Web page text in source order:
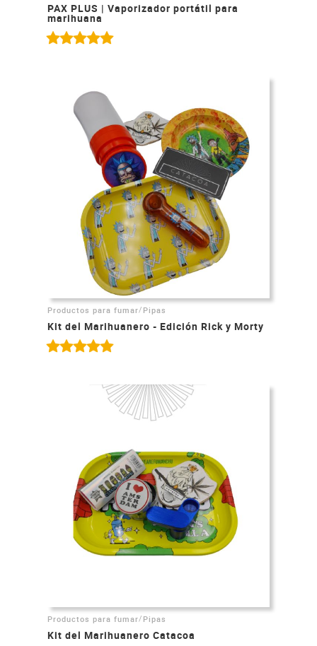
PAX PLUS | Vaporizador portátil para
marihuana
Productos para fumar/ Pipas
Kit del Marihuanero - Edición Rick y Morty
Productos para fumar/ Pipas
Kit del Marihuanero Catacoa